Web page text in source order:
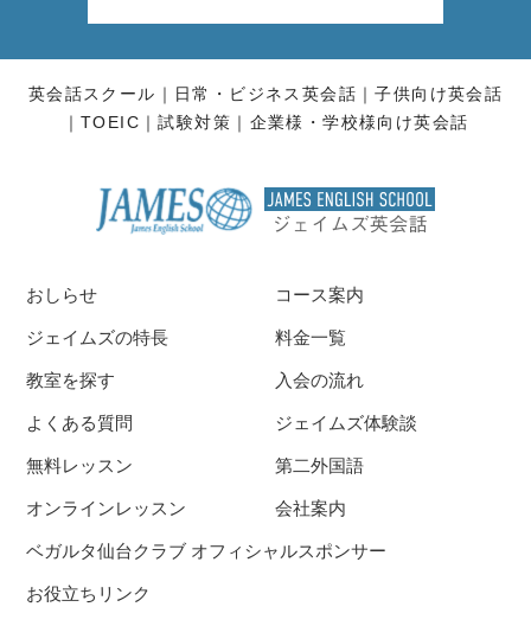
英会話スクール 日常・ビジネス英会話
子供向け英会話
TOEIC
試験対策 企業様・学校様向け英会話
おしらせ
ジェイムズの特長
教室を探す
コース案内
料金一覧
入会の流れ
よくある質問
無料レッスン
オンラインレッスン
ジェイムズ体験談
第二外国語
会社案内
ベガルタ仙台クラブ オフィシャルスポンサー
お役立ちリンク